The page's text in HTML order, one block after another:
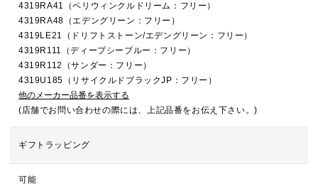
4319RA41（ペリウィンクルドリーム：フリー）
4319RA48（エデングリーン：フリー）
4319LE21（ドリフトストーン/エデングリーン：フリー）
4319R111（ディープシーブルー：フリー）
4319R112（サンダー：フリー）
4319U185（リサイクルドブラックJP：フリー）
他のメーカー品番を表示する
(店舗でお問い合わせの際には、上記品番をお伝え下さい。)
ギフトラッピング
可能